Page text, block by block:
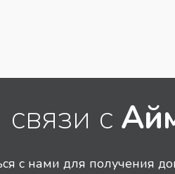
с
с нами для получения